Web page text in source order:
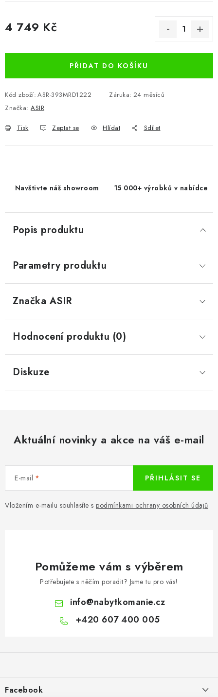
4 749 Kč
PŘIDAT DO KOŠÍKU
Kód zboží: ASR-393MRD1222 Záruka: 24 měsíců
Značka: ASIR
Tisk Zeptat se Hlídat Sdílet
Navštivte náš showroom 15 000+ výrobků v nabídce
Popis produktu
Parametry produktu
Značka ASIR
Hodnocení produktu (0)
Diskuze
Aktuální novinky a akce na váš e-mail
E-mail
Vložením e-mailu souhlasíte s podmínkami ochrany osobních údajů
PŘIHLÁSIT SE
Pomůžeme vám s výběrem
Potřebujete s něčím poradit? Jsme tu pro vás!
info@nabytkomanie.cz
+420 607 400 005
aFacebook